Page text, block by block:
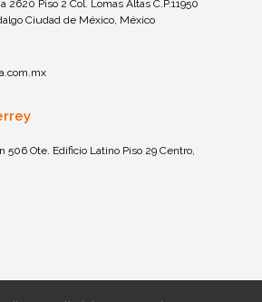
2620 Piso 2 Col. Lomas Altas C.P.11950
Ciudad de México, México
506 Ote. Edificio Latino Piso 29 Centro,